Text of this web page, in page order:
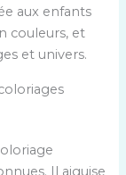
aux enfants
couleurs, et
et univers.
Il aiguise